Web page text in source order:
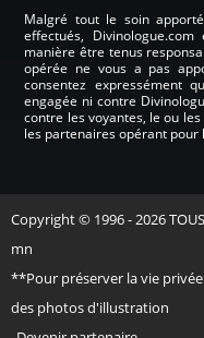
Malgré tout le soin
effectués,
manière être tenus
opérée ne vous a pas
consentez expressément
engagée ni contre
contre les voyantes, le ou
les partenaires opérant
Copyright © 1996 - 2026
mn
**Pour préserver la vie
des photos d'illustration